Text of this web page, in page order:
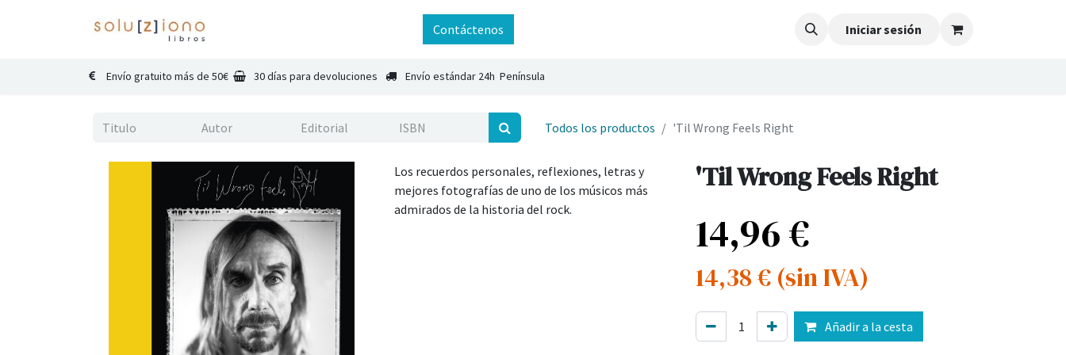
Contáctenos Iniciar sesión
Envío gratuito más de 50€ 30 días para devoluciones Envío estándar 24h Península
Todos los productos 'Til Wrong Feels Right
Los recuerdos personales, reflexiones, letras y
mejores fotografías de uno de los músicos más
admirados de la historia del rock.
'Til Wrong Feels Right
14,96€
14,38€ (sin IVA)
Añadir a la cesta